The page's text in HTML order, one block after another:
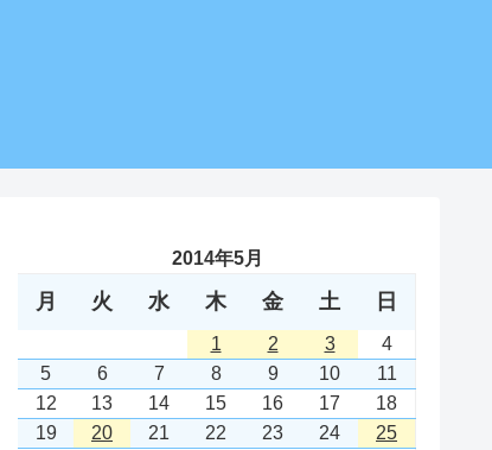
2014年5月
月 火 水 木 金 土 日
1 2 3
4
5
6 7 8 9 10
11
12
13 14 15 16 17
18
19
20 21 22 23 24
25